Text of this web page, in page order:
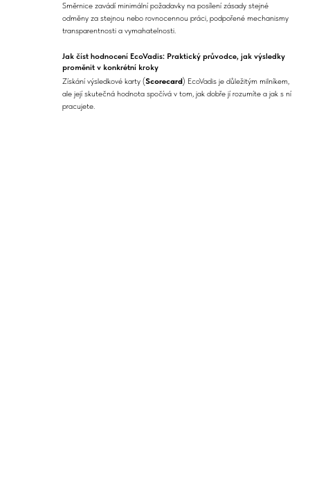
Směrnice zavádí minimální požadavky na posílení zásady stejné
odměny za stejnou nebo rovnocennou práci, podpořené mechanismy
transparentnosti a vymahatelnosti.
Jak číst hodnocení EcoVadis: Praktický průvodce, jak výsledky
proměnit v konkrétní kroky
Získání výsledkové karty (Scorecard) EcoVadis je důležitým milníkem,
ale její skutečná hodnota spočívá v tom, jak dobře jí rozumíte a jak s ní
pracujete.